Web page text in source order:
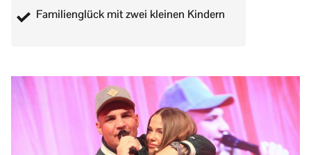
Familienglück mit zwei kleinen Kindern